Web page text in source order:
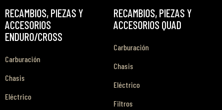
RECAMBIOS, PIEZAS Y
ACCESORIOS
ENDURO/CROSS
Carburación
Chasis
Eléctrico
RECAMBIOS, PIEZAS Y
ACCESORIOS QUAD
Carburación
Chasis
Eléctrico
Filtros